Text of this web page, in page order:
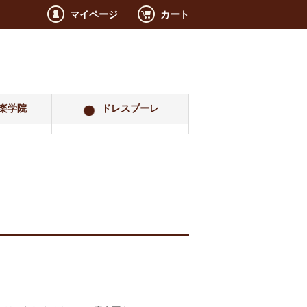
マイページ カート
学院 ドレスブーレ